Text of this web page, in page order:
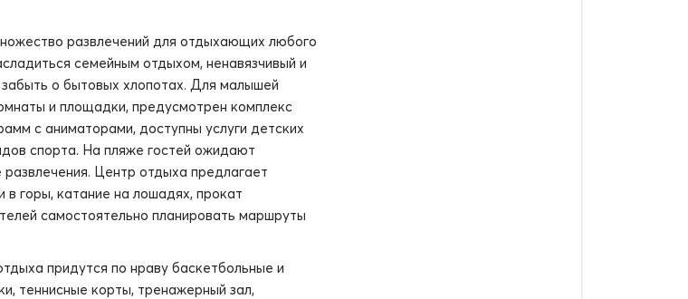
развлечений для отдыхающих любого
семейным отдыхом, ненавязчивый и
о бытовых хлопотах. Для малышей
и площадки, предусмотрен комплекс
с аниматорами, доступны услуги детских
спорта. На пляже гостей ожидают
Центр отдыха предлагает
в горы, катание на лошадях, прокат
самостоятельно планировать маршруты
придутся по нраву баскетбольные и
теннисные корты, тренажерный зал,